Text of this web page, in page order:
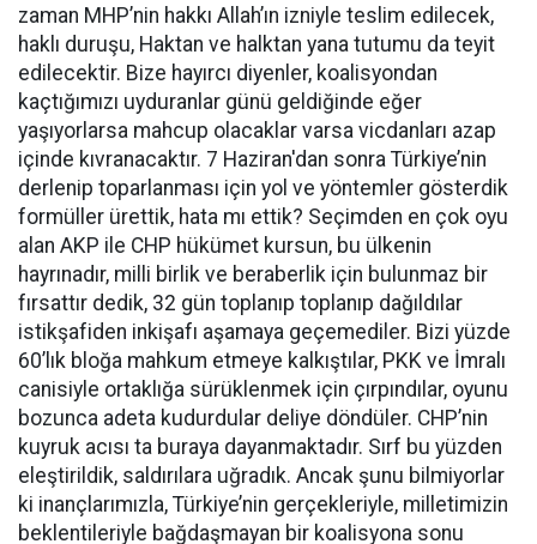
zaman MHP’nin hakkı Allah’ın izniyle teslim edilecek,
haklı duruşu, Haktan ve halktan yana tutumu da teyit
edilecektir. Bize hayırcı diyenler, koalisyondan
kaçtığımızı uyduranlar günü geldiğinde eğer
yaşıyorlarsa mahcup olacaklar varsa vicdanları azap
içinde kıvranacaktır. 7 Haziran'dan sonra Türkiye’nin
derlenip toparlanması için yol ve yöntemler gösterdik
formüller ürettik, hata mı ettik? Seçimden en çok oyu
alan AKP ile CHP hükümet kursun, bu ülkenin
hayrınadır, milli birlik ve beraberlik için bulunmaz bir
fırsattır dedik, 32 gün toplanıp toplanıp dağıldılar
istikşafiden inkişafı aşamaya geçemediler. Bizi yüzde
60’lık bloğa mahkum etmeye kalkıştılar, PKK ve İmralı
canisiyle ortaklığa sürüklenmek için çırpındılar, oyunu
bozunca adeta kudurdular deliye döndüler. CHP’nin
kuyruk acısı ta buraya dayanmaktadır. Sırf bu yüzden
eleştirildik, saldırılara uğradık. Ancak şunu bilmiyorlar
ki inançlarımızla, Türkiye’nin gerçekleriyle, milletimizin
beklentileriyle bağdaşmayan bir koalisyona sonu